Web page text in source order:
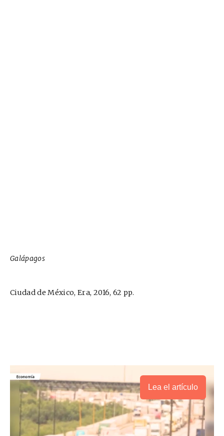
Galápagos
Ciudad de México, Era, 2016, 62 pp.
Lea el artículo